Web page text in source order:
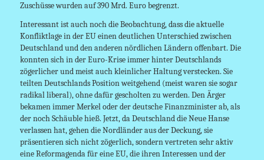
Zuschüsse wurden auf 390 Mrd. Euro begrenzt.
Interessant ist auch noch die Beobachtung, dass die aktuelle
Konfliktlage in der EU einen deutlichen Unterschied zwischen
Deutschland und den anderen nördlichen Ländern offenbart. Die
konnten sich in der Euro-Krise immer hinter Deutschlands
zögerlicher und meist auch kleinlicher Haltung verstecken. Sie
teilten Deutschlands Position weitgehend (meist waren sie sogar
radikal liberal), ohne dafür gescholten zu werden. Den Ärger
bekamen immer Merkel oder der deutsche Finanzminister ab, als
der noch Schäuble hieß. Jetzt, da Deutschland die Neue Hanse
verlassen hat, gehen die Nordländer aus der Deckung, sie
präsentieren sich nicht zögerlich, sondern vertreten sehr aktiv
eine Reformagenda für eine EU, die ihren Interessen und der